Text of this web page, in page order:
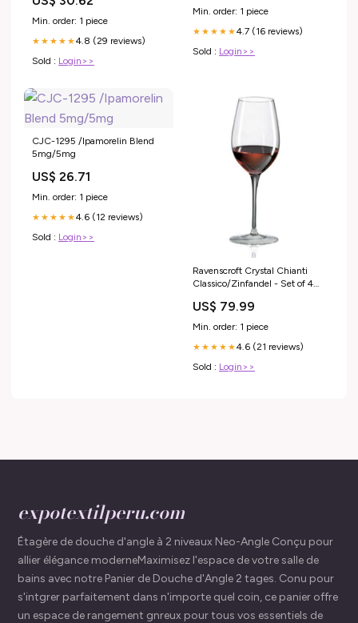
Min. order: 1 piece
★★★★★4.8 (29 reviews)
Sold : Login>>
Ipamorelin – CJC 1295 Peptide
Min. order: 1 piece
★★★★★4.7 (16 reviews)
Sold : Login>>
CJC-1295 /Ipamorelin Blend
5mg/5mg
US$ 26.71
Min. order: 1 piece
★★★★★4.6 (12 reviews)
Sold : Login>>
Ravenscroft Crystal Chianti
Classico/Zinfandel - Set of 4
US$ 79.99
Min. order: 1 piece
★★★★★4.6 (21 reviews)
Sold : Login>>
expotextilperu.com
Étagère de douche d'angle à 2 niveaux Neo-Angle Conçu pour
allier élégance moderneMaximisez l'espace de votre salle de
bains avec notre Panier de Douche d'Angle 2 tages. Conu pour
s'intgrer parfaitement dans n'importe quel coin, ce panier offre
un espace de rangement gnreux pour tous vos essentiels de